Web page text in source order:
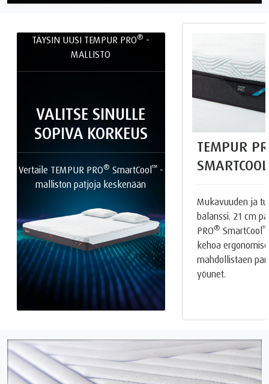
TÄYSIN UUSI TEMPUR PRO® -
MALLISTO
VALITSE SINULLE
SOPIVA KORKEUS
Vertaile TEMPUR PRO® SmartCool™-
malliston patjoja keskenään
TEMPUR
SMARTCOOL
Mukavuuden ja
balanssi. 21 cm
PRO® SmartCool ™
kehoa
mahdollistaen
yöunet.